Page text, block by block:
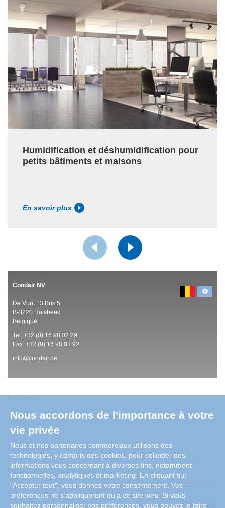
Humidification et déshumidification pour
petits bâtiments et maisons
En savoir plus
Condair NV
De Vunt 13 Bus 5
B-3220 Holsbeek
Belgique
Tel: +32 (0) 16 98 02 29
Fax: +32 (0) 16 98 03 92
info@condair.be
Produits
Applications
Informations sur l'entreprise
Nous accordons de l'importance à votre
vie privée
Nous et nos partenaires commerciaux utilisons des
technologies, y compris des cookies, pour collecter des
informations vous concernant à diverses fins, notamment
fonctionnelles, analytiques et marketing. En cliquant sur
"Accepter tout", vous donnez votre consentement. Vos
préférences ne s'appliqueront qu'à ce site web. Si vous
souhaitez personnaliser vos préférences, vous pouvez le faire